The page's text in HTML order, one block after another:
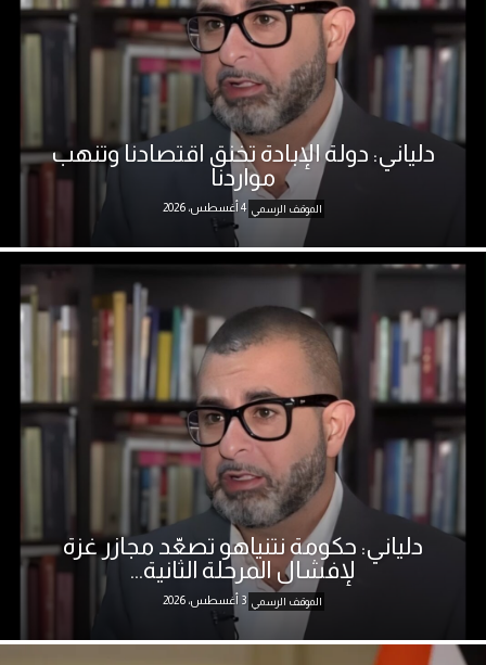
دلياني: دولة الإبادة تخنق اقتصادنا وتنهب
مواردنا
الموقف الرسمي 4 أغسطس، 2026
دلياني: حكومة نتنياهو تصعّد مجازر غزة
لإفشال المرحلة الثانية...
الموقف الرسمي 3 أغسطس، 2026